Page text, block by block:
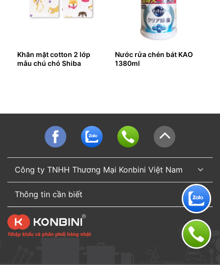
Khăn mặt cotton 2 lớp
mẫu chú chó Shiba
Nước rửa chén bát KAO
1380ml
Công ty TNHH Thương Mại Konbini Việt Nam
Thông tin cần biết